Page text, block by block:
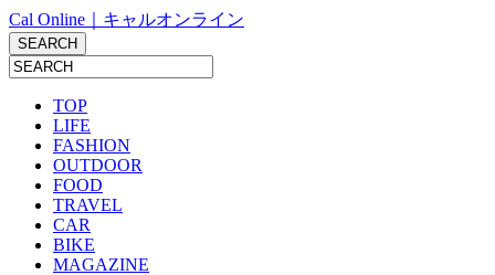
Cal Online｜キャルオンライン
TOP
LIFE
FASHION
OUTDOOR
FOOD
TRAVEL
CAR
BIKE
MAGAZINE